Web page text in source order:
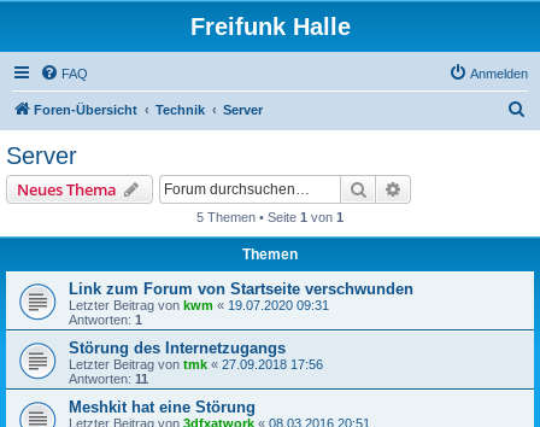
Freifunk Halle
FAQ Anmelden
Foren-Übersicht Technik Server
Server
Neues Thema Suche
5 Themen • Seite 1 von 1
Themen
Link zum Forum von Startseite verschwunden
Letzter Beitrag von kwm « 19.07.2020 09:31
Antworten: 1
Störung des Internetzugangs
Letzter Beitrag von tmk « 27.09.2018 17:56
Antworten: 11
Meshkit hat eine Störung
Letzter Beitrag von 3dfxatwork « 08.03.2016 20:51